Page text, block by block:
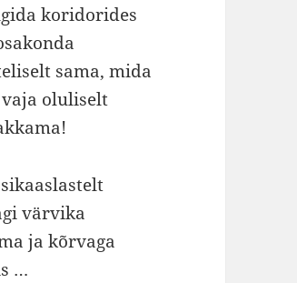
koridorides
sama, mida
oluliselt
värvika
ja kõrvaga
…